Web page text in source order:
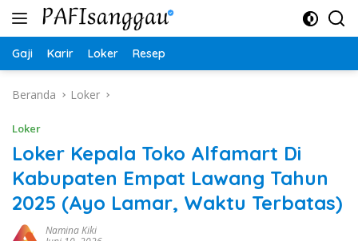
Langsung
Gaji Karir Loker Resep
Beranda Loker
Loker
Loker Kepala Toko Alfamart Di
Kabupaten Empat Lawang Tahun
2025 (Ayo Lamar, Waktu Terbatas)
Namina Kiki